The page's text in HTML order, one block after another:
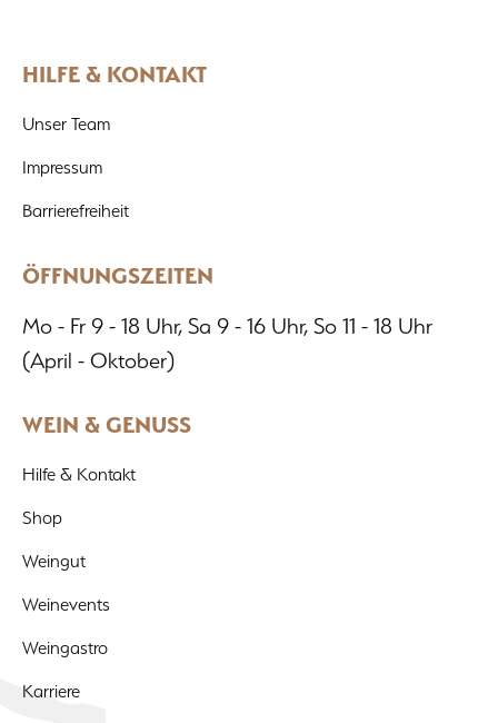
HILFE & KONTAKT
Unser Team
Impressum
Barrierefreiheit
ÖFFNUNGSZEITEN
Mo - Fr 9 - 18 Uhr, Sa 9 - 16 Uhr, So 11 - 18 Uhr
(April - Oktober)
WEIN & GENUSS
Hilfe & Kontakt
Shop
Weingut
Weinevents
Weingastro
Karriere